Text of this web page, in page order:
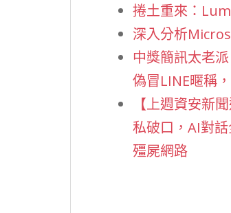
捲土重來：
深入分析
中獎簡訊太老
偽冒LINE暱稱
【上週資安新
私破口，AI對
殭屍網路